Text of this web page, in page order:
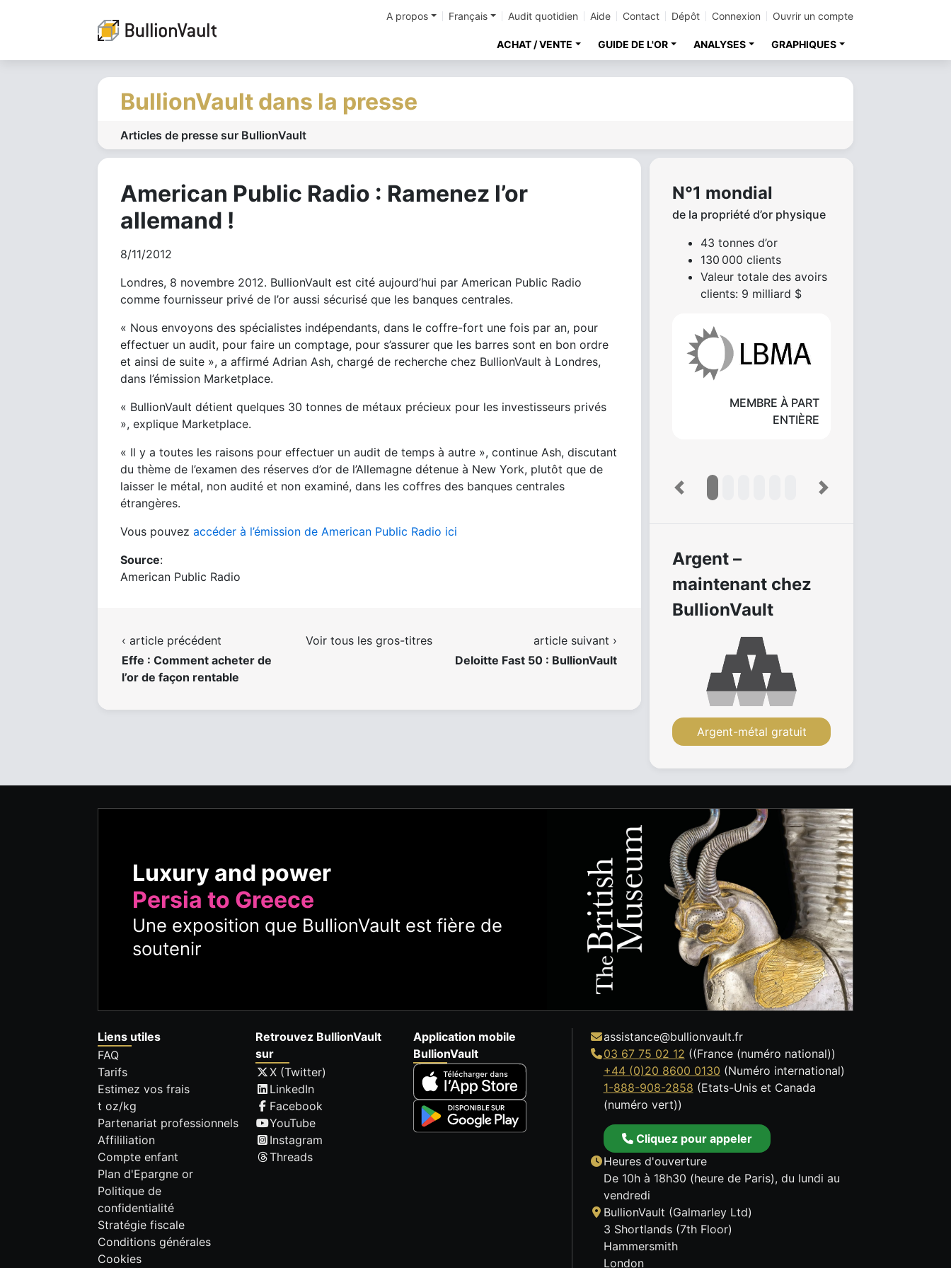
A propos Français Audit quotidien Aide Contact Dépôt Connexion Ouvrir un compte
ACHAT / VENTE GUIDE DE L'OR ANALYSES GRAPHIQUES
BullionVault dans la presse
Articles de presse sur BullionVault
American Public Radio : Ramenez l’or
allemand !
8/11/2012
Londres, 8 novembre 2012. BullionVault est cité aujourd’hui par American Public Radio
comme fournisseur privé de l’or aussi sécurisé que les banques centrales.
« Nous envoyons des spécialistes indépendants, dans le coffre-fort une fois par an, pour
effectuer un audit, pour faire un comptage, pour s’assurer que les barres sont en bon ordre
et ainsi de suite », a affirmé Adrian Ash, chargé de recherche chez BullionVault à Londres,
dans l’émission Marketplace.
« BullionVault détient quelques 30 tonnes de métaux précieux pour les investisseurs privés
», explique Marketplace.
« Il y a toutes les raisons pour effectuer un audit de temps à autre », continue Ash, discutant
du thème de l’examen des réserves d’or de l’Allemagne détenue à New York, plutôt que de
laisser le métal, non audité et non examiné, dans les coffres des banques centrales
étrangères.
Vous pouvez accéder à l’émission de American Public Radio ici
Source:
American Public Radio
‹ article précédent
Effe : Comment acheter de
l’or de façon rentable
Voir tous les gros-titres
article suivant ›
Deloitte Fast 50 : BullionVault
N°1 mondial
de la propriété d’or physique
43 tonnes d’or
130 000 clients
Valeur totale des avoirs
clients: 9 milliard $
MEMBRE À PART
ENTIÈRE
Previous Next
Argent –
maintenant chez
BullionVault
Argent-métal gratuit
Luxury and power
Persia to Greece
Une exposition que BullionVault est fière de
soutenir
Liens utiles
FAQ
Tarifs
Estimez vos frais
t oz/kg
Partenariat professionnels
Affililiation
Compte enfant
Plan d'Epargne or
Politique de
confidentialité
Stratégie fiscale
Conditions générales
Cookies
Retrouvez BullionVault
sur
X (Twitter)
LinkedIn
Facebook
YouTube
Instagram
Threads
Application mobile
BullionVault
assistance@bullionvault.fr
03 67 75 02 12 ((France (numéro national))
+44 (0)20 8600 0130 (Numéro international)
1-888-908-2858 (Etats-Unis et Canada
(numéro vert))
Cliquez pour appeler
Heures d'ouverture
De 10h à 18h30 (heure de Paris), du lundi au
vendredi
BullionVault (Galmarley Ltd)
3 Shortlands (7th Floor)
Hammersmith
London